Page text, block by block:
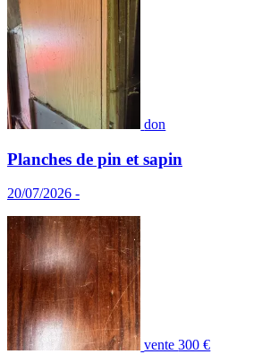
don
Planches de pin et sapin
20/07/2026 -
vente300 €